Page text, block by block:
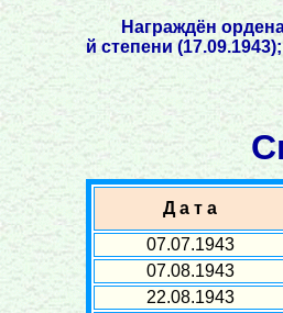
Награждён
й степени
Д а т а
07.07.1943
07.08.1943
22.08.1943